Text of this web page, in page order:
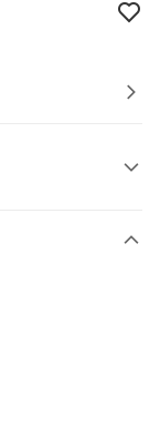
無須另外申請。
轉到大哥付的交易